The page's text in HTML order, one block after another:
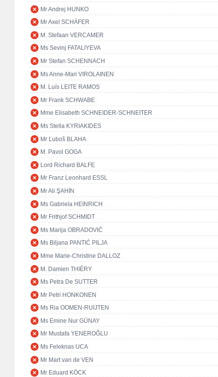
Mr Andrej HUNKO
Mr Axel SCHÄFER
M. Stefaan VERCAMER
Ms Sevinj FATALIYEVA
Mr Stefan SCHENNACH
Ms Anne-Mari VIROLAINEN
M. Luís LEITE RAMOS
Mr Frank SCHWABE
Mme Elisabeth SCHNEIDER-SCHNEITER
Ms Stella KYRIAKIDES
Mr Ľuboš BLAHA
M. Pavol GOGA
Lord Richard BALFE
Mr Franz Leonhard ESSL
Mr Ali ŞAHİN
Ms Gabriela HEINRICH
Mr Frithjof SCHMIDT
Ms Marija OBRADOVIĆ
Ms Biljana PANTIĆ PILJA
Mme Marie-Christine DALLOZ
M. Damien THIÉRY
Ms Petra De SUTTER
Mr Petri HONKONEN
Ms Ria OOMEN-RUIJTEN
Ms Emine Nur GÜNAY
Mr Mustafa YENEROĞLU
Ms Feleknas UCA
Mr Mart van de VEN
Mr Eduard KÖCK